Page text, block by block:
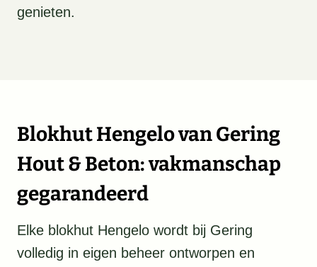
genieten.
Blokhut Hengelo van Gering
Hout & Beton: vakmanschap
gegarandeerd
Elke blokhut Hengelo wordt bij Gering
volledig in eigen beheer ontworpen en